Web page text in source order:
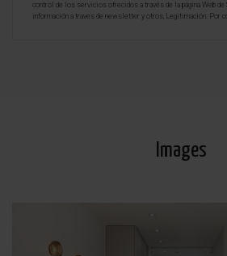
control de los servicios ofrecidos a través de la página Web
información a traves de newsletter y otros, Legitimación: Por
Images